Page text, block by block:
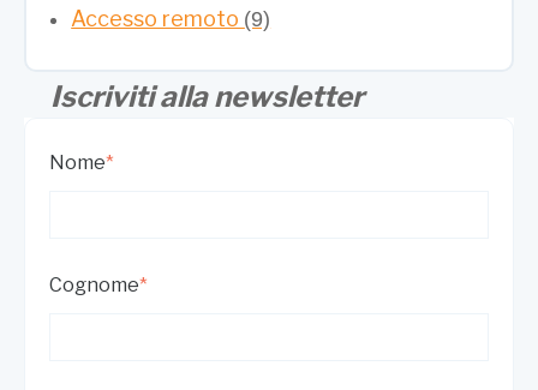
Accesso remoto (9)
Iscriviti alla newsletter
Nome*
Cognome*